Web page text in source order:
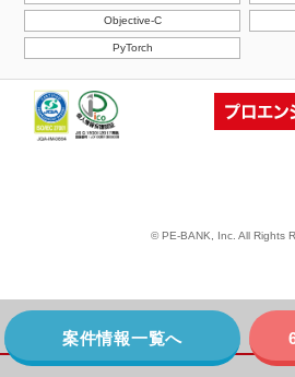
Objective-C
PyTorch
© PE-BANK, Inc. All Rights
案件情報一覧へ